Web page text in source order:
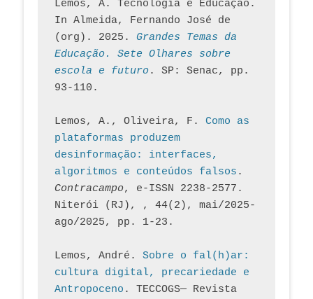
Lemos, A. Tecnologia e Educação.
In Almeida, Fernando José de
(org). 2025. Grandes Temas da
Educação. Sete Olhares sobre
escola e futuro. SP: Senac, pp.
93-110.
Lemos, A., Oliveira, F. Como as
plataformas produzem
desinformação: interfaces,
algoritmos e conteúdos falsos
Contracampo, e-ISSN 2238-2577.
Niterói (RJ), , 44(2), mai/2025-
ago/2025, pp. 1-23.
Lemos, André. Sobre o fal(h)ar:
cultura digital, precariedade e
Antropoceno . TECCOGS— Revista